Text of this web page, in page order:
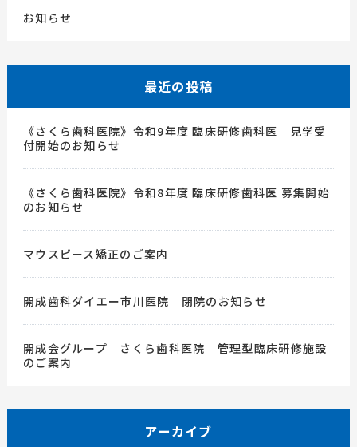
お知らせ
最近の投稿
《さくら歯科医院》令和9年度 臨床研修歯科医 見学受
付開始のお知らせ
《さくら歯科医院》令和8年度 臨床研修歯科医 募集開始
のお知らせ
マウスピース矯正のご案内
開成歯科ダイエー市川医院 閉院のお知らせ
開成会グループ さくら歯科医院 管理型臨床研修施設
のご案内
アーカイブ